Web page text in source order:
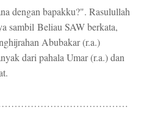
dengan bapakku?". Rasulullah
sambil Beliau SAW berkata,
Abubakar (r.a.)
dari pahala Umar (r.a.) dan